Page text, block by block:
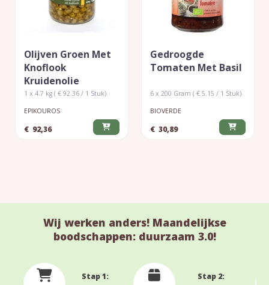
Olijven Groen Met
Knoflook
Kruidenolie
1 x 4.7 kg ( € 92.36 / 1 Stuk)
EPIKOUROS
€ 92,36
Gedroogde
Tomaten Met Basil
6 x 200 Gram ( € 5.15 / 1 Stuk)
BIOVERDE
€ 30,89
Wij werken anders! Maandelijkse
boodschappen: duurzaam 3.0!
Stap 1:
Stap 2: